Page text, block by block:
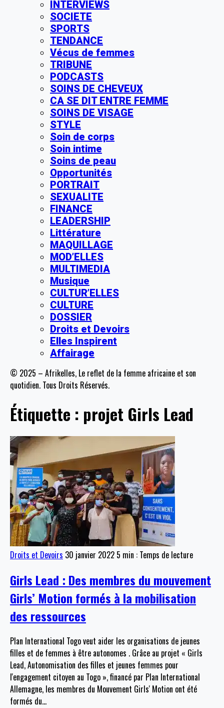
INTERVIEWS
SOCIETE
SPORTS
TENDANCE
Vécus de femmes
TRIBUNE
PODCASTS
SOINS DE CHEVEUX
CA SE DIT ENTRE FEMME
SOINS DE VISAGE
STYLE
Soin de corps
Soin intime
Soins de peau
Opportunités
PORTRAIT
SEXUALITE
FINANCE
LEADERSHIP
Littérature
MAQUILLAGE
MOD’ELLES
MULTIMEDIA
Musique
CULTUR’ELLES
CULTURE
DOSSIER
Droits et Devoirs
Elles Inspirent
Affairage
© 2025 – Afrikelles, Le reflet de la femme africaine et son
quotidien. Tous Droits Réservés.
Étiquette : projet Girls Lead
Droits et Devoirs 30 janvier 2022 5 min : Temps de lecture
Girls Lead : Des membres du mouvement
Girls’ Motion formés à la mobilisation
des ressources
Plan International Togo veut aider les organisations de jeunes
filles et de femmes à être autonomes . Grâce au projet « Girls
Lead, Autonomisation des filles et jeunes femmes pour
l'engagement citoyen au Togo », financé par Plan International
Allemagne, les membres du Mouvement Girls' Motion ont été
formés du…